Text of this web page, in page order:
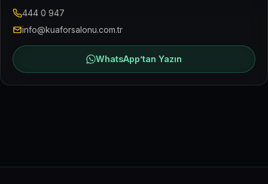
444 0 947
info@kuaforsalonu.com.tr
WhatsApp’tan Yazın